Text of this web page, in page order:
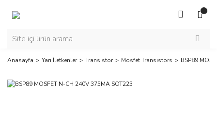
Anasayfa Yarı İletkenler Transistör Mosfet Transistors BSP89